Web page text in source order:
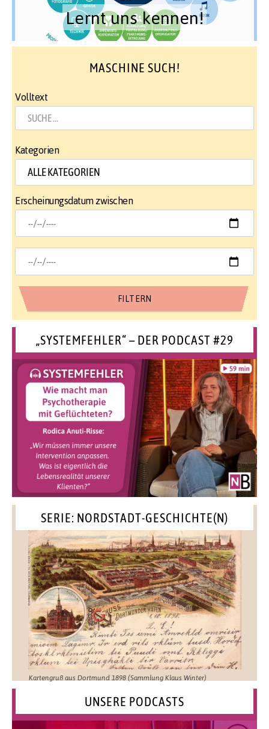
Lernt uns kennen!
MASCHINE SUCH!
Volltext
Kategorien
Erscheinungsdatum zwischen
„SYSTEMFEHLER“ – DER PODCAST #29
SERIE: NORDSTADT-GESCHICHTE(N)
Kartengruß aus Dortmund 1898 (Sammlung Klaus Winter)
UNSERE PODCASTS